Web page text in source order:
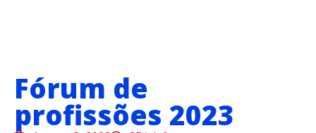
Fórum de
profissões 2023